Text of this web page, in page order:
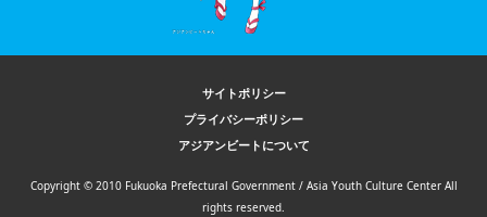
サイトポリシー
プライバシーポリシー
アジアンビートについて
Copyright © 2010 Fukuoka Prefectural Government / Asia Youth Culture Center All
rights reserved.